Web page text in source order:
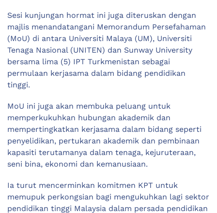
Sesi kunjungan hormat ini juga diteruskan dengan
majlis menandatangani Memorandum Persefahaman
(MoU) di antara Universiti Malaya (UM), Universiti
Tenaga Nasional (UNITEN) dan Sunway University
bersama lima (5) IPT Turkmenistan sebagai
permulaan kerjasama dalam bidang pendidikan
tinggi.
MoU ini juga akan membuka peluang untuk
memperkukuhkan hubungan akademik dan
mempertingkatkan kerjasama dalam bidang seperti
penyelidikan, pertukaran akademik dan pembinaan
kapasiti terutamanya dalam tenaga, kejuruteraan,
seni bina, ekonomi dan kemanusiaan.
Ia turut mencerminkan komitmen KPT untuk
memupuk perkongsian bagi mengukuhkan lagi sektor
pendidikan tinggi Malaysia dalam persada pendidikan